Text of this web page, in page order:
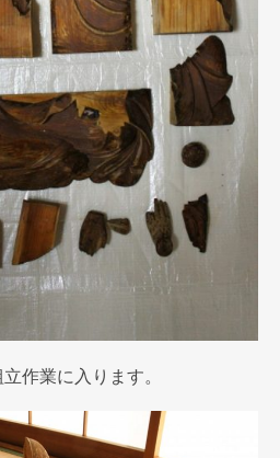
作業に入ります。